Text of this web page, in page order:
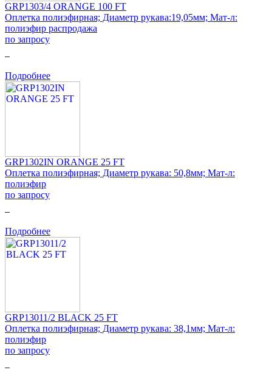
GRP1303/4 ORANGE 100 FT
Оплетка полиэфирная; Диаметр рукава:19,05мм; Мат-л:
полиэфир распродажа
по запросу
Подробнее
GRP1302IN ORANGE 25 FT
Оплетка полиэфирная; Диаметр рукава: 50,8мм; Мат-л:
полиэфир
по запросу
Подробнее
GRP13011/2 BLACK 25 FT
Оплетка полиэфирная; Диаметр рукава: 38,1мм; Мат-л:
полиэфир
по запросу